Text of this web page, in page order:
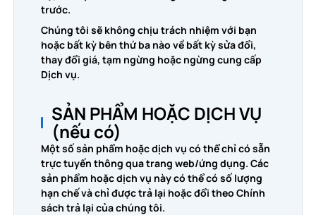
trước.
Chúng tôi sẽ không chịu trách nhiệm với bạn
hoặc bất kỳ bên thứ ba nào về bất kỳ sửa đổi,
thay đổi giá, tạm ngừng hoặc ngừng cung cấp
Dịch vụ.
SẢN PHẨM HOẶC DỊCH VỤ
(nếu có)
Một số sản phẩm hoặc dịch vụ có thể chỉ có sẵn
trực tuyến thông qua trang web/ứng dụng. Các
sản phẩm hoặc dịch vụ này có thể có số lượng
hạn chế và chỉ được trả lại hoặc đổi theo Chính
sách trả lại của chúng tôi.